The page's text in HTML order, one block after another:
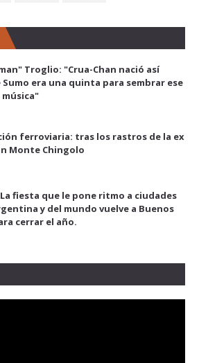
Troglio: "Crua-Chan nació así
era una quinta para sembrar ese
ferroviaria: tras los rastros de la ex
Monte Chingolo
La fiesta que le pone ritmo a ciudades
y del mundo vuelve a Buenos
cerrar el año.